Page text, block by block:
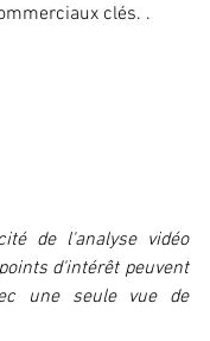
clés. .
de l'analyse vidéo
d'intérêt peuvent
une seule vue de